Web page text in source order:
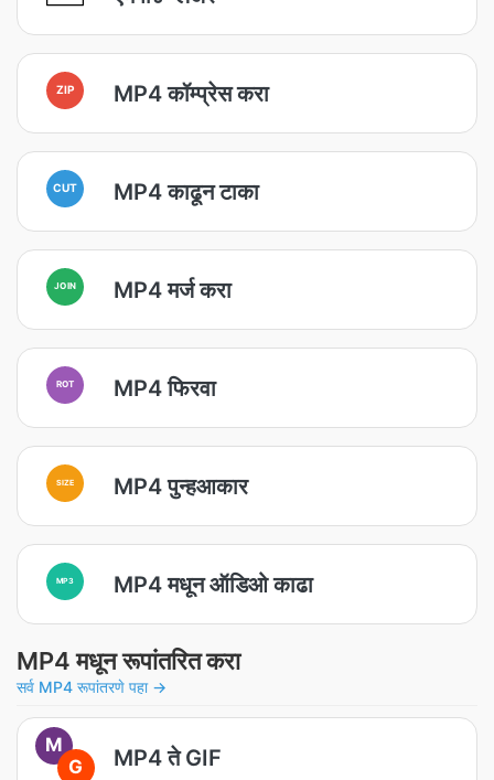
ZIP MP4 कॉम्प्रेस करा
CUT MP4 काढून टाका
JOIN MP4 मर्ज करा
ROT MP4 फिरवा
SIZE MP4 पुन्हआकार
MP3 MP4 मधून ऑडिओ काढा
MP4 मधून रूपांतरित करा
सर्व MP4 रूपांतरणे पहा →
M
G
MP4 ते GIF